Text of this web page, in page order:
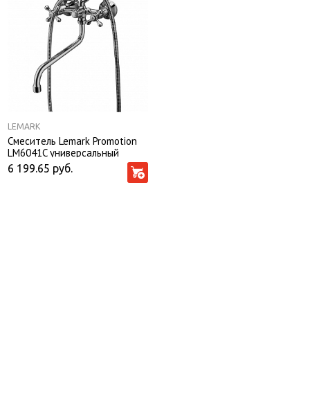
LEMARK
Смеситель Lemark Promotion
LM6041C универсальный
6 199.65 руб.